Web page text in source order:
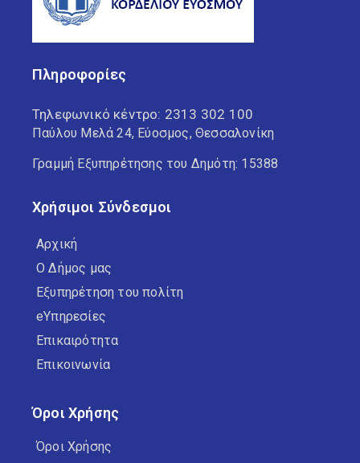
Πληροφορίες
Τηλεφωνικό κέντρο: 2313 302 100
Παύλου Μελά 24, Εύοσμος, Θεσσαλονίκη
Γραμμή Εξυπηρέτησης του Δημότη: 15388
Χρήσιμοι Σύνδεσμοι
Αρχική
Ο Δήμος μας
Εξυπηρέτηση του πολίτη
eΥπηρεσίες
Επικαιρότητα
Επικοινωνία
Όροι Χρήσης
Όροι Χρήσης